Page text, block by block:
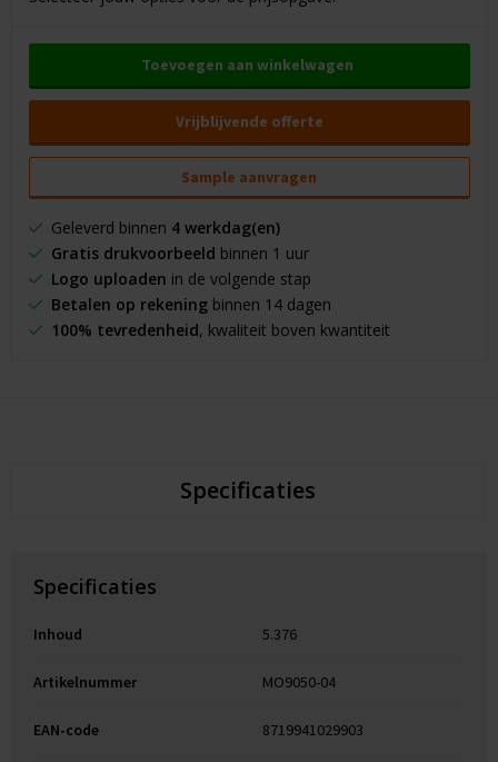
Toevoegen aan winkelwagen
Vrijblijvende offerte
Sample aanvragen
Geleverd binnen 4 werkdag(en)
Gratis drukvoorbeeld binnen 1 uur
Logo uploaden in de volgende stap
Betalen op rekeningbinnen 14 dagen
100% tevredenheid, kwaliteit boven kwantiteit
Specificaties
Specificaties
Inhoud 5.376
Artikelnummer MO9050-04
EAN-code 8719941029903